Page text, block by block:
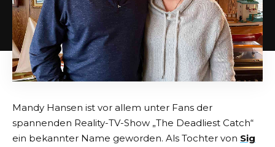
Mandy Hansen ist vor allem unter Fans der
spannenden Reality-TV-Show „The Deadliest Catch“
ein bekannter Name geworden. Als Tochter von Sig